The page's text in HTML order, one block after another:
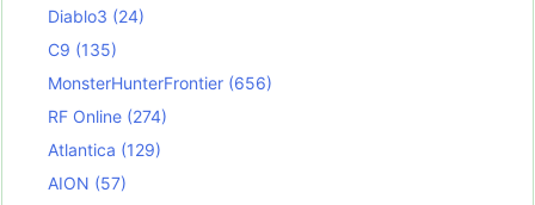
Diablo3 (24)
C9 (135)
MonsterHunterFrontier (656)
RF Online (274)
Atlantica (129)
AION (57)